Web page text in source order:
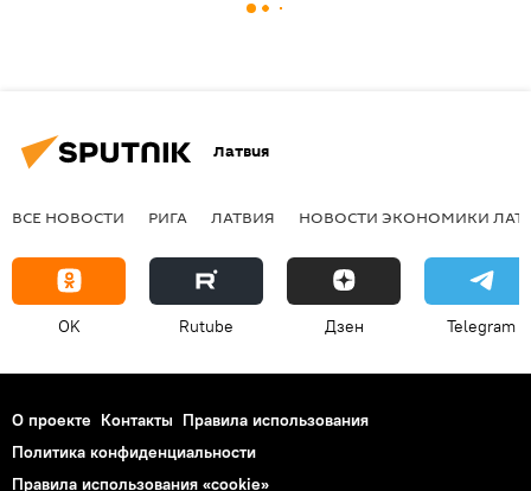
Латвия
ВСЕ НОВОСТИ РИГА ЛАТВИЯ НОВОСТИ ЭКОНОМИКИ
OK Rutube Дзен Telegram
О проекте Контакты Правила использования
Политика конфиденциальности
Правила использования «cookie»